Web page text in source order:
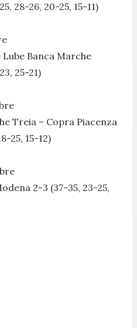
28-26, 20-25, 15-11)
Banca Marche
25-21)
Treia – Copra Piacenza
25, 15-12)
2-3 (37-35, 23-25,